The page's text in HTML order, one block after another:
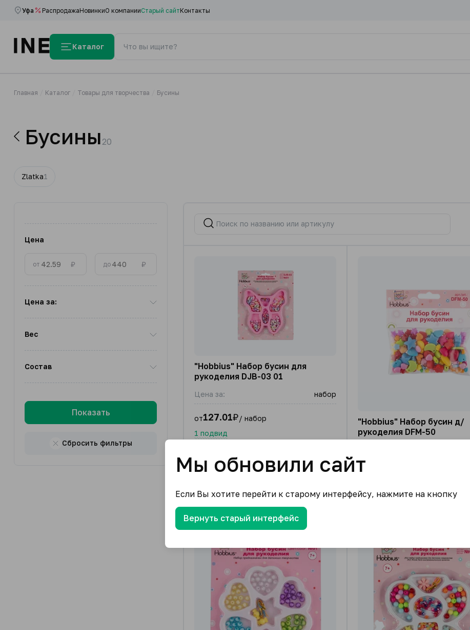
Уфа РаспродажаНовинкиО компанииСтарый сайтКонтакты
Каталог
Главная Каталог Товары для творчества Бусины
Бусины 20
Zlatka1
Цена
от ₽ до ₽
Цена за:
Вес
Состав
Показать
Сбросить фильтры
"Hobbius" Набор бусин для
рукоделия DJB-03 01
Цена за: набор
от127.01₽/ набор
1 подвид
"Hobbius" Набор бусин д/
рукоделия DFM-50
от90.99₽/ упак.
Мы обновили сайт
Если Вы хотите перейти к старому интерфейсу, нажмите на кнопку
Вернуть старый интерфейс